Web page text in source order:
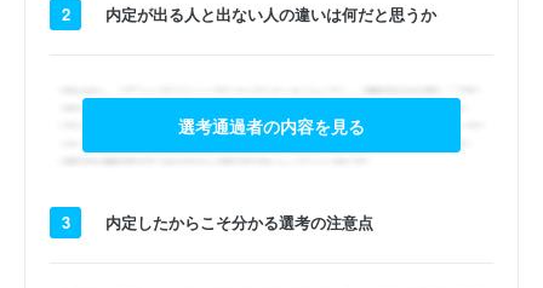
2 内定が出る人と出ない人の違いは何だと思うか
選考通過者の内容を見る
3 内定したからこそ分かる選考の注意点